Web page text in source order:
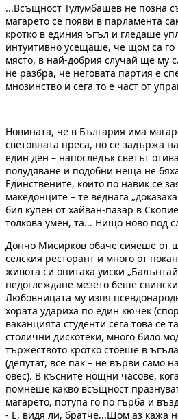
...Всъщност Тулумбашев не позна
магарето се появи в парламента
кротко в единия ъгъл и гледаше
интуитивно усещаше, че щом са го
място, в най-добрия случай ще му
не разбра, че неговата партия е
мнозинство и сега то е част от
Новината, че в България има
световната преса, но се задържа
един ден – напоследък светът
полудяване и подобни неща не
Единствените, които по навик се
македонците – те веднага
бил купен от хайван-пазар в
толкова умен, та... Нищо ново под
Дончо Мисирков обаче сияеше от
селския ресторант и много от
живота си опитаха уиски
недоглеждане мезето беше
Любовницата му изпя
хората удариха по един кючек
ваканцията студенти сега това се
столични дискотеки, много било
тържеството кротко стоеше в
(депутат, все пак – не върви само
овес). В късните нощни часове,
помнеше какво всъщност
магарето, потупа го по гърба и
- Е, видя ли, братче...Щом аз кажа